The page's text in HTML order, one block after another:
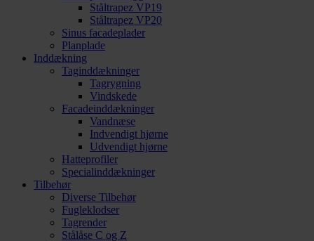
Ståltrapez VP19
Ståltrapez VP20
Sinus facadeplader
Planplade
Inddækning
Taginddækninger
Tagrygning
Vindskede
Facadeinddækninger
Vandnæse
Indvendigt hjørne
Udvendigt hjørne
Hatteprofiler
Specialinddækninger
Tilbehør
Diverse Tilbehør
Fugleklodser
Tagrender
Stålåse C og Z